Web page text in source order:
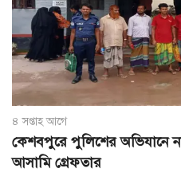
৪ সপ্তাহ আগে
কেশবপুরে পুলিশের অভিযানে
আসামি গ্রেফতার